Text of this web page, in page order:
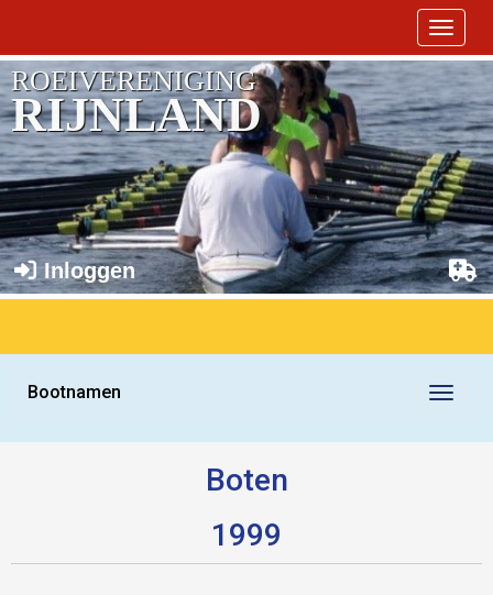
Toggle
ROEIVERENIGING
RIJNLAND
Inloggen
Bootnamen
Boten
1999